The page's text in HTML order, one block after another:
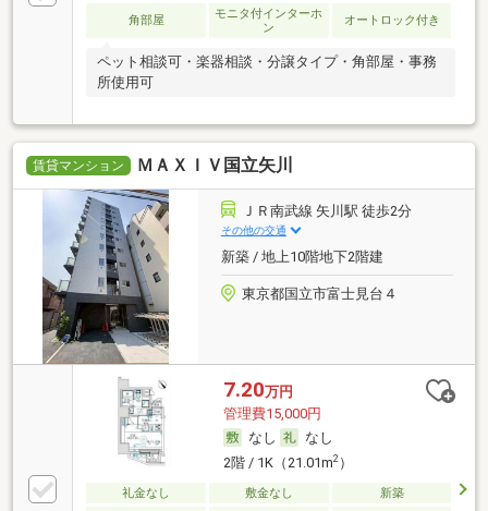
角部屋
モニタ付インターホ
ン
オートロック付き
ペット相談可・楽器相談・分譲タイプ・角部屋・事務
所使用可
賃貸マンション ＭＡＸＩＶ国立矢川
ＪＲ南武線 矢川駅 徒歩2分
その他の交通
新築 / 地上10階地下2階建
東京都国立市富士見台４
7.20万円
管理費15,000円
なし
なし
2階 / 1K（21.01m2）
礼金なし 敷金なし
新築